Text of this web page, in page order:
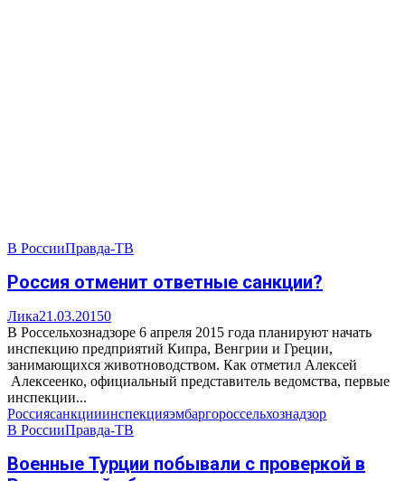
В РоссииПравда-ТВ
Россия отменит ответные санкции?
Лика21.03.20150
В Россельхознадзоре 6 апреля 2015 года планируют начать
инспекцию предприятий Кипра, Венгрии и Греции,
занимающихся животноводством. Как отметил Алексей
Алексеенко, официальный представитель ведомства, первые
инспекции...
Россиясанкцииинспекцияэмбаргороссельхознадзор
В РоссииПравда-ТВ
Военные Турции побывали с проверкой в